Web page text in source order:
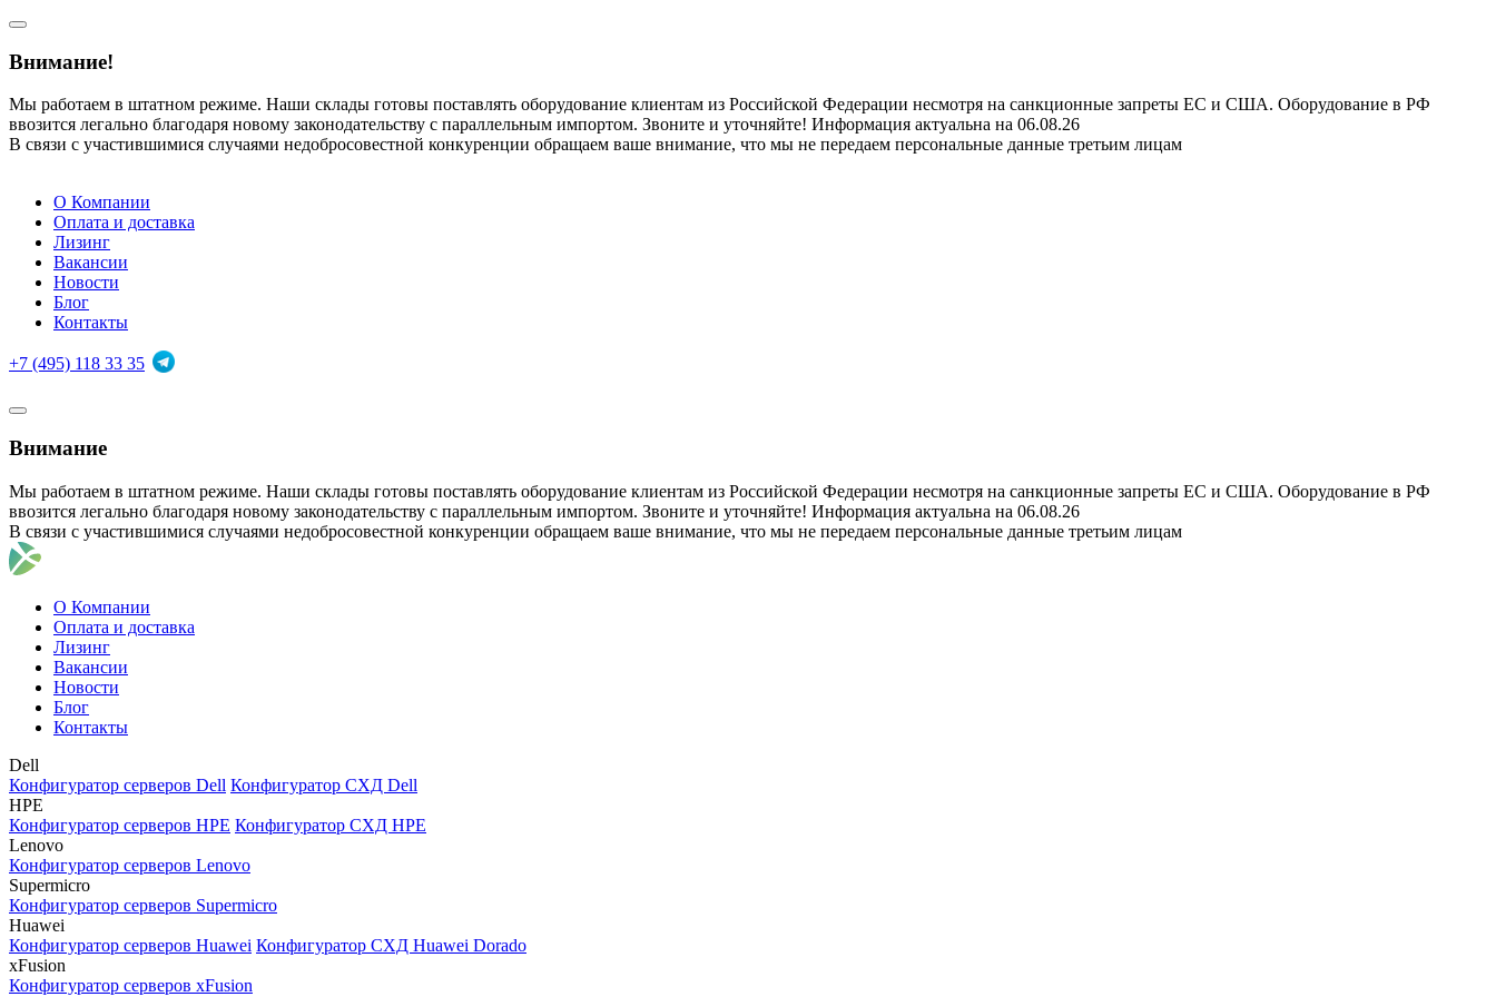
Внимание!
Мы работаем в штатном режиме. Наши склады готовы поставлять оборудование клиентам из Российской Федерации несмотря на санкционные запреты ЕС и США. Оборудование в РФ
ввозится легально благодаря новому законодательству с параллельным импортом. Звоните и уточняйте! Информация актуальна на 06.08.26
В связи с участившимися случаями недобросовестной конкуренции обращаем ваше внимание, что мы не передаем персональные данные третьим лицам
О Компании
Оплата и доставка
Лизинг
Вакансии
Новости
Блог
Контакты
+7 (495) 118 33 35
Внимание
Мы работаем в штатном режиме. Наши склады готовы поставлять оборудование клиентам из Российской Федерации несмотря на санкционные запреты ЕС и США. Оборудование в РФ
ввозится легально благодаря новому законодательству с параллельным импортом. Звоните и уточняйте! Информация актуальна на 06.08.26
В связи с участившимися случаями недобросовестной конкуренции обращаем ваше внимание, что мы не передаем персональные данные третьим лицам
О Компании
Оплата и доставка
Лизинг
Вакансии
Новости
Блог
Контакты
Dell
Конфигуратор серверов Dell Конфигуратор СХД Dell
HPE
Конфигуратор серверов HPE Конфигуратор СХД HPE
Lenovo
Конфигуратор серверов Lenovo
Supermicro
Конфигуратор серверов Supermicro
Huawei
Конфигуратор серверов Huawei Конфигуратор СХД Huawei Dorado
xFusion
Конфигуратор серверов xFusion